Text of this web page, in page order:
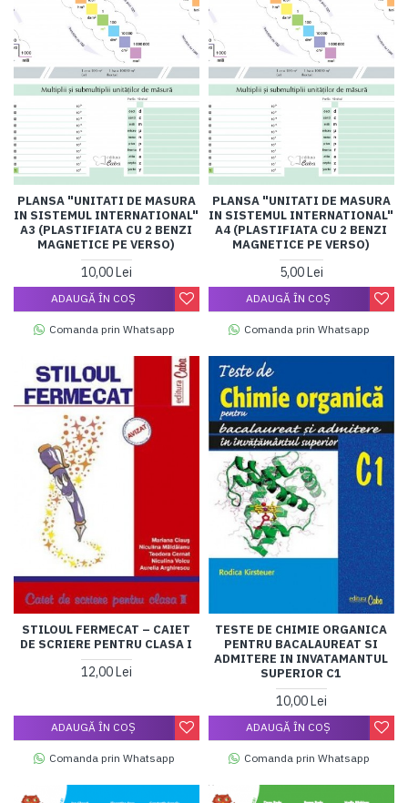
PLANSA "UNITATI DE MASURA
IN SISTEMUL INTERNATIONAL"
A3 (PLASTIFIATA CU 2 BENZI
MAGNETICE PE VERSO)
10,00 Lei
ADAUGĂ ÎN COŞ
Comanda prin Whatsapp
PLANSA "UNITATI DE MASURA
IN SISTEMUL INTERNATIONAL"
A4 (PLASTIFIATA CU 2 BENZI
MAGNETICE PE VERSO)
5,00 Lei
ADAUGĂ ÎN COŞ
Comanda prin Whatsapp
STILOUL FERMECAT – CAIET
DE SCRIERE PENTRU CLASA I
12,00 Lei
ADAUGĂ ÎN COŞ
Comanda prin Whatsapp
TESTE DE CHIMIE ORGANICA
PENTRU BACALAUREAT SI
ADMITERE IN INVATAMANTUL
SUPERIOR C1
10,00 Lei
ADAUGĂ ÎN COŞ
Comanda prin Whatsapp